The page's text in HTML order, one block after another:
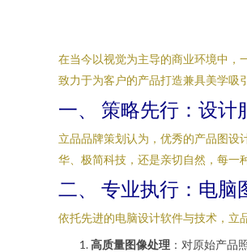
在当今以视觉为主导的商业环境中，
致力于为客户的产品打造兼具美学吸
一、 策略先行：设计
立品品牌策划认为，优秀的产品图设
华、极简科技，还是亲切自然，每一
二、 专业执行：电脑
依托先进的电脑设计软件与技术，立
高质量图像处理 ：对原始产品